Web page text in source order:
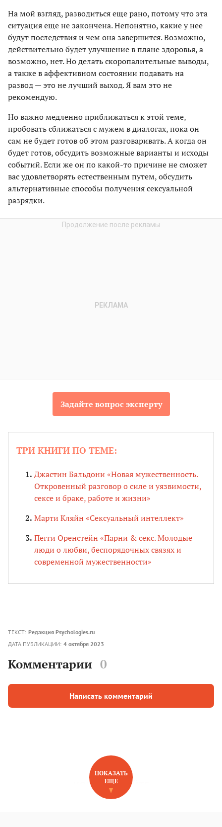
На мой взгляд, разводиться еще рано, потому что эта
ситуация еще не закончена. Непонятно, какие у нее
будут последствия и чем она завершится. Возможно,
действительно будет улучшение в плане здоровья, а
возможно, нет. Но делать скоропалительные выводы,
а также в аффективном состоянии подавать на
развод — это не лучший выход. Я вам это не
рекомендую.
Но важно медленно приближаться к этой теме,
пробовать сближаться с мужем в диалогах, пока он
сам не будет готов об этом разговаривать. А когда он
будет готов, обсудить возможные варианты и исходы
событий. Если же он по какой-то причине не сможет
вас удовлетворять естественным путем, обсудить
альтернативные способы получения сексуальной
разрядки.
Задайте вопрос эксперту
ТРИ КНИГИ ПО ТЕМЕ:
Джастин Бальдони «Новая мужественность.
Откровенный разговор о силе и уязвимости,
сексе и браке, работе и жизни»
Марти Кляйн «Сексуальный интеллект»
Пегги Оренстейн «Парни & секс. Молодые
люди о любви, беспорядочных связях и
современной мужественности»
ТЕКСТ: Редакция Psychologies.ru
ДАТА ПУБЛИКАЦИИ: 4 октября 2023
Комментарии 0
Написать комментарий
НОВОЕ НА САЙТЕ
ПОКАЗАТЬ
ЕЩЕ